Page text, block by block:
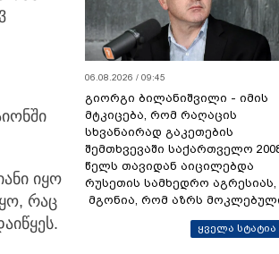
იყო
რაც
06.08.2026 / 09:45
გიორგი ბილანიშვილი - იმის
მტკიცება, რომ რაღაცის
სხვანაირად გაკეთების
შემთხვევაში საქართველო
წელს თავიდან აიცილებდა
რუსეთის სამხედრო აგრესიას,
მგონია, რომ აზრს
ყველა სტატია